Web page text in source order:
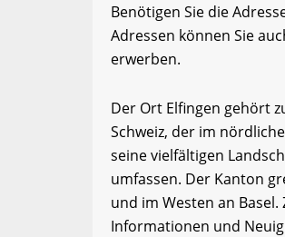
Benötigen Sie die
Adressen können Sie
erwerben.
Der Ort Elfingen gehört
Schweiz, der im
seine vielfältigen
umfassen. Der Kanton
und im Westen an
Informationen und